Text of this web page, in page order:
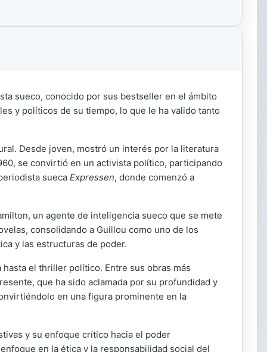
sueco, conocido por sus bestseller en el ámbito
y políticos de su tiempo, lo que le ha valido tanto
Desde joven, mostró un interés por la literatura
se convirtió en un activista político, participando
sueca Expressen, donde comenzó a
un agente de inteligencia sueco que se mete
consolidando a Guillou como uno de los
y las estructuras de poder.
el thriller político. Entre sus obras más
que ha sido aclamada por su profundidad y
en una figura prominente en la
y su enfoque crítico hacia el poder
en la ética y la responsabilidad social del